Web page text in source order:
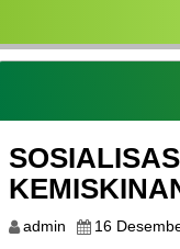
admin 16